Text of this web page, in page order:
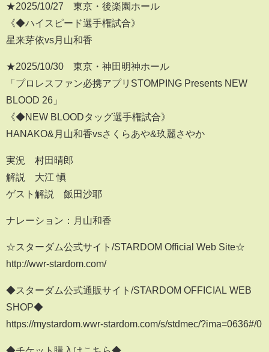
★2025/10/27 東京・後楽園ホール
《◆ハイスピード選手権試合》
星来芽依vs月山和香
★2025/10/30 東京・神田明神ホール
「プロレスファン必携アプリSTOMPING Presents NEW
BLOOD 26」
《◆NEW BLOODタッグ選手権試合》
HANAKO&月山和香vsさくらあや&玖麗さやか
実況 村田晴郎
解説 大江 愼
ゲスト解説 飯田沙耶
ナレーション：月山和香
☆スターダム公式サイト/STARDOM Official Web Site☆
http://wwr-stardom.com/
◆スターダム公式通販サイト/STARDOM OFFICIAL WEB
SHOP◆
https://mystardom.wwr-stardom.com/s/stdmec/?ima=0636#/0